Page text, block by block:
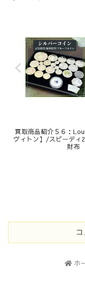
買取商品紹介５６：
ヴィトン】/スピーデ
財布
ホ